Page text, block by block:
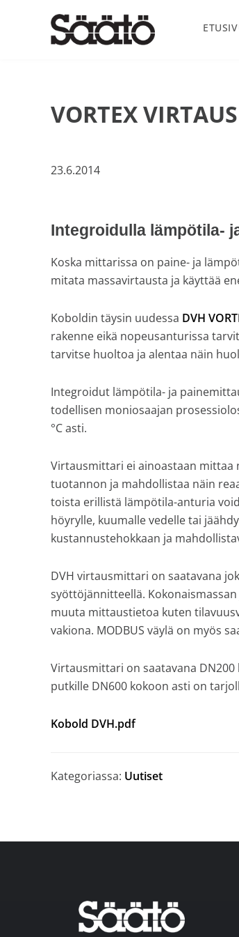
ensisijaiseen
valikkoon
pääsisältöön
ensisijaiseen
sivupalkkiin
alatunnisteeseen
on
vuonna
perustettu
maahantuontiyritys
joka
markkinoi
varastoi
venttiilejä
ja
VORTEX
23.6.2014
Integroidulla lämpötila-
Koska mittarissa on paine- ja
mitata massavirtausta ja käyttää
Koboldin täysin uudessa DVH
rakenne eikä nopeusanturissa
tarvitse huoltoa ja alentaa näin
Integroidut lämpötila- ja
todellisen moniosaajan
°C asti.
Virtausmittari ei ainoastaan mittaa
tuotannon ja mahdollistaa näin
toista erillistä lämpötila-anturia
höyrylle, kuumalle vedelle tai
kustannustehokkaan ja
DVH virtausmittari on saatavana
syöttöjännitteellä.
muuta mittaustietoa kuten
vakiona. MODBUS väylä on myös
Virtausmittari on saatavana
putkille DN600 kokoon asti on
Kobold DVH.pdf
Kategoriassa: Uutiset